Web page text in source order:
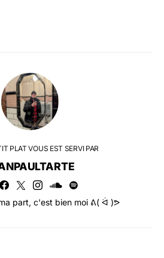
PLAT VOUS EST SERVI PAR
part, c'est bien moi ᕕ( ᐛ )ᕗ